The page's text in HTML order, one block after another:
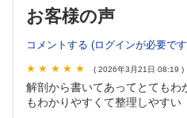
せん妄（松本真理子）
感染管理（畑啓昭）
創傷管理（久保健太郎）
ストーマケア（久保健太郎）
輸液管理・末梢静脈ラインの管
栄養管理（久保健太郎）
お客様の声
コメントする (ログインが必要で
( 2026年3月21日 08:19 )
解剖から書いてあってとてもわ
もわかりやすくて整理しやすい